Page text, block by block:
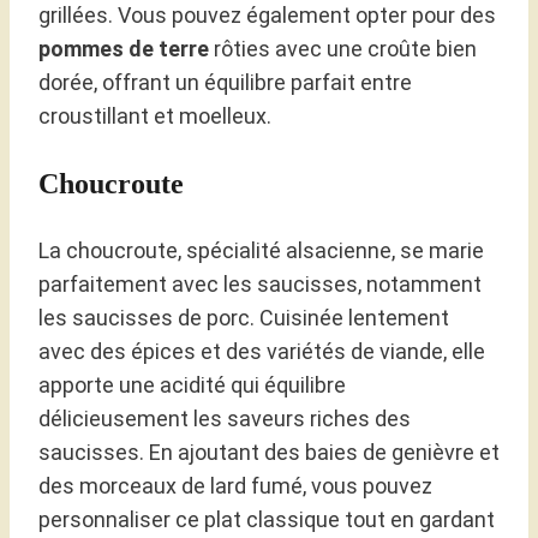
grillées. Vous pouvez également opter pour des
pommes de terre rôties avec une croûte bien
dorée, offrant un équilibre parfait entre
croustillant et moelleux.
Choucroute
La choucroute, spécialité alsacienne, se marie
parfaitement avec les saucisses, notamment
les saucisses de porc. Cuisinée lentement
avec des épices et des variétés de viande, elle
apporte une acidité qui équilibre
délicieusement les saveurs riches des
saucisses. En ajoutant des baies de genièvre et
des morceaux de lard fumé, vous pouvez
personnaliser ce plat classique tout en gardant